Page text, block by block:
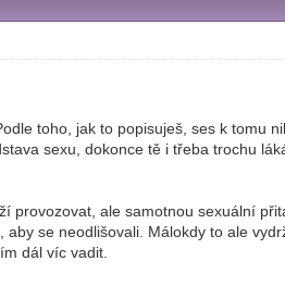
toho, jak to popisuješ, ses k tomu
sexu, dokonce tě i třeba trochu
provozovat, ale samotnou sexuální
se neodlišovali. Málokdy to ale
dál víc vadit.